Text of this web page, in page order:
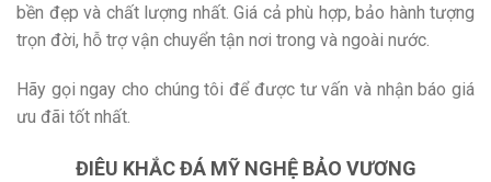
bền đẹp và chất lượng nhất. Giá cả phù hợp, bảo hành tượng
trọn đời, hỗ trợ vận chuyển tận nơi trong và ngoài nước.
Hãy gọi ngay cho chúng tôi để được tư vấn và nhận báo giá
ưu đãi tốt nhất.
ĐIÊU KHẮC ĐÁ MỸ NGHỆ BẢO VƯƠNG